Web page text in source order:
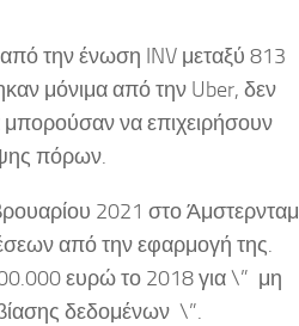
την ένωση INV μεταξύ 813
μόνιμα από την Uber, δεν
να επιχειρήσουν
πόρων.
2021 στο Άμστερνταμ
από την εφαρμογή της.
ευρώ το 2018 για \” μη
δεδομένων \”.